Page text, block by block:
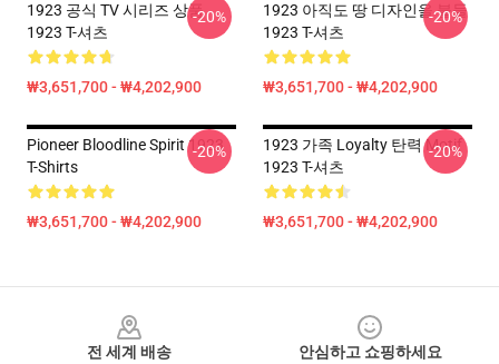
1923 공식 TV 시리즈 상품
1923 T-셔츠
₩3,651,700 - ₩4,202,900
-20%
1923 아직도 땅 디자인을 붙들
1923 T-셔츠
₩3,651,700 - ₩4,202,900
-20%
Pioneer Bloodline Spirit 1923
T-Shirts
₩3,651,700 - ₩4,202,900
-20%
1923 가족 Loyalty 탄력 Motif
1923 T-셔츠
₩3,651,700 - ₩4,202,900
-20%
전 세계 배송
안심하고 쇼핑하세요